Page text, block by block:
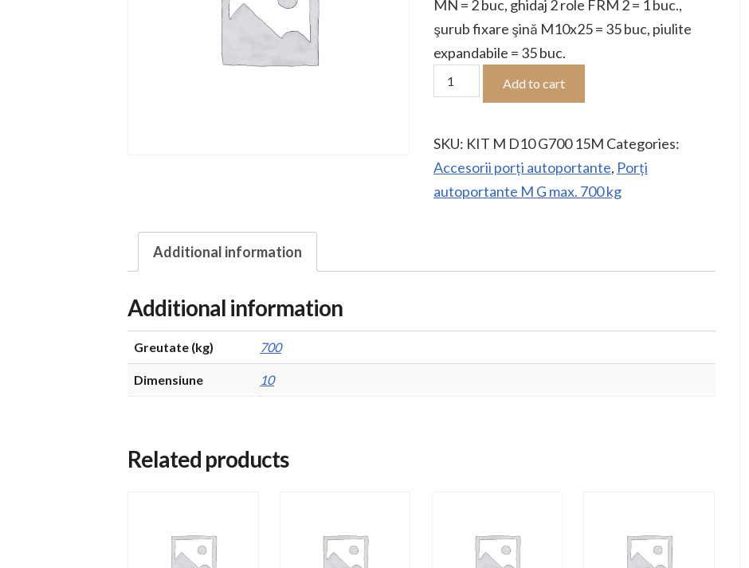
MN = 2 buc, ghidaj 2 role FRM 2 = 1 buc.,
şurub fixare şină M10x25 = 35 buc, piulite
expandabile = 35 buc.
Kit
autoportantă
G=700
kg,
D=10
Add to cart
SKU: KIT M D10 G700 15M Categories:
Accesorii porți autoportante, Porți
autoportante M G max. 700 kg
Additional information
Additional information
Greutate (kg) 700
Dimensiune 10
Related products